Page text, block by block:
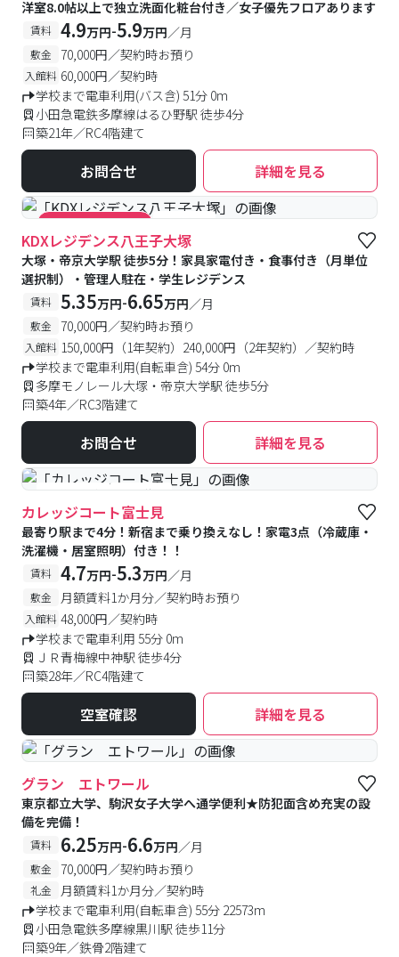
洋室8.0帖以上で独立洗面化粧台付き／女子優先フロアあります
賃料 4.9万円-5.9万円／月
敷金 70,000円／契約時お預り
入館料 60,000円／契約時
学校まで電車利用(バス含) 51分 0m
小田急電鉄多摩線はるひ野駅 徒歩4分
築21年／RC4階建て
お問合せ 詳細を見る
#キャンペーン実施中 #食事付き
KDXレジデンス八王子大塚
大塚・帝京大学駅 徒歩5分！家具家電付き・食事付き（月単位
選択制）・管理人駐在・学生レジデンス
賃料 5.35万円-6.65万円／月
敷金 70,000円／契約時お預り
入館料 150,000円（1年契約）240,000円（2年契約）／契約時
学校まで電車利用(自転車含) 54分 0m
多摩モノレール大塚・帝京大学駅 徒歩5分
築4年／RC3階建て
お問合せ 詳細を見る
#予約受付中 #空室待ち
カレッジコート富士見
最寄り駅まで4分！新宿まで乗り換えなし！家電3点（冷蔵庫・
洗濯機・居室照明）付き！！
賃料 4.7万円-5.3万円／月
敷金 月額賃料1か月分／契約時お預り
入館料 48,000円／契約時
学校まで電車利用 55分 0m
ＪＲ青梅線中神駅 徒歩4分
築28年／RC4階建て
空室確認 詳細を見る
グラン エトワール
東京都立大学、駒沢女子大学へ通学便利★防犯面含め充実の設
備を完備！
賃料 6.25万円-6.6万円／月
敷金 70,000円／契約時お預り
礼金
月額賃料1か月分／契約時
学校まで電車利用(自転車含) 55分 22573m
小田急電鉄多摩線黒川駅 徒歩11分
築9年／鉄骨2階建て